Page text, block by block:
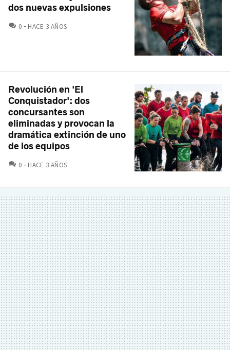
dos nuevas expulsiones
0 COMENTARIOS
HACE 3 AÑOS
Revolución en 'El
Conquistador': dos
concursantes son
eliminadas y provocan la
dramática extinción de uno
de los equipos
0 COMENTARIOS
HACE 3 AÑOS